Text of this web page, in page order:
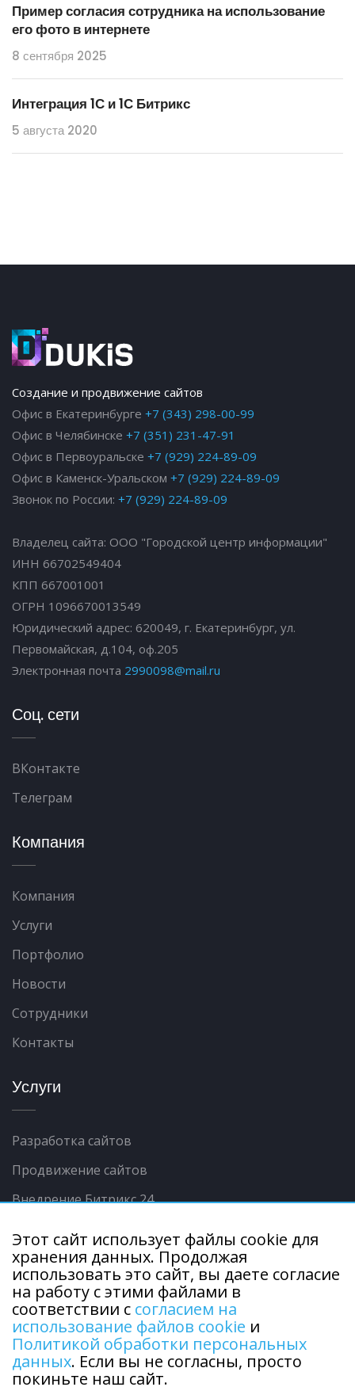
Пример согласия сотрудника на использование
его фото в интернете
8 сентября 2025
Интеграция 1С и 1С Битрикс
5 августа 2020
Создание и продвижение сайтов
Офис в Екатеринбурге +7 (343) 298-00-99
Офис в Челябинске +7 (351) 231-47-91
Офис в Первоуральске +7 (929) 224-89-09
Офис в Каменск-Уральском +7 (929) 224-89-09
Звонок по России: +7 (929) 224-89-09
Владелец сайта: ООО "Городской центр информации"
ИНН 66702549404
КПП 667001001
ОГРН 1096670013549
Юридический адрес: 620049, г. Екатеринбург, ул.
Первомайская, д.104, оф.205
Электронная почта 2990098@mail.ru
Соц. сети
ВКонтакте
Телеграм
Компания
Компания
Услуги
Портфолио
Новости
Сотрудники
Контакты
Услуги
Разработка сайтов
Продвижение сайтов
Внедрение Битрикс 24
Интеграции сайта с 1С
Продвижение в соц.сетях
Copyright © 2015 - 2026 г. ООО "Городской центр
Этот сайт использует файлы cookie для
хранения данных. Продолжая
использовать это сайт, вы даете согласие
на работу с этими файлами в
соответствии с согласием на
использование файлов cookie и
Политикой обработки персональных
данных. Если вы не согласны, просто
покиньте наш сайт.